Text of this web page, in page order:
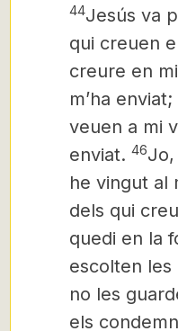
44Jesús va
qui creuen
creure en
m’ha enviat;
veuen a mi
enviat. 46Jo,
he vingut al
dels qui
quedi en la
escolten les
no les
els